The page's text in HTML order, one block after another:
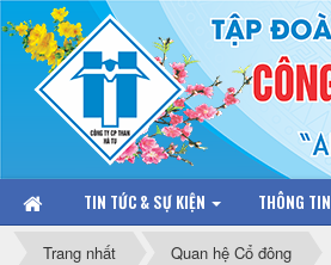
TIN TỨC & SỰ KIỆN THÔNG TIN
Trang nhất Quan hệ Cổ đông